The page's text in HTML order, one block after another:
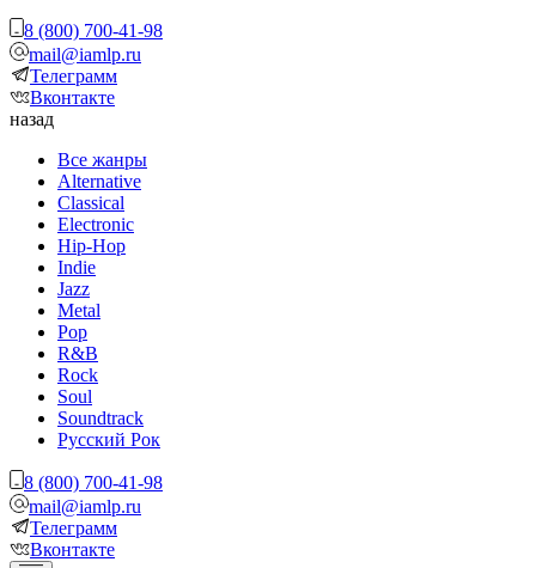
8 (800) 700-41-98
mail@iamlp.ru
Телеграмм
Вконтакте
назад
Все жанры
Alternative
Classical
Electronic
Hip-Hop
Indie
Jazz
Metal
Pop
R&B
Rock
Soul
Soundtrack
Русский Рок
8 (800) 700-41-98
mail@iamlp.ru
Телеграмм
Вконтакте